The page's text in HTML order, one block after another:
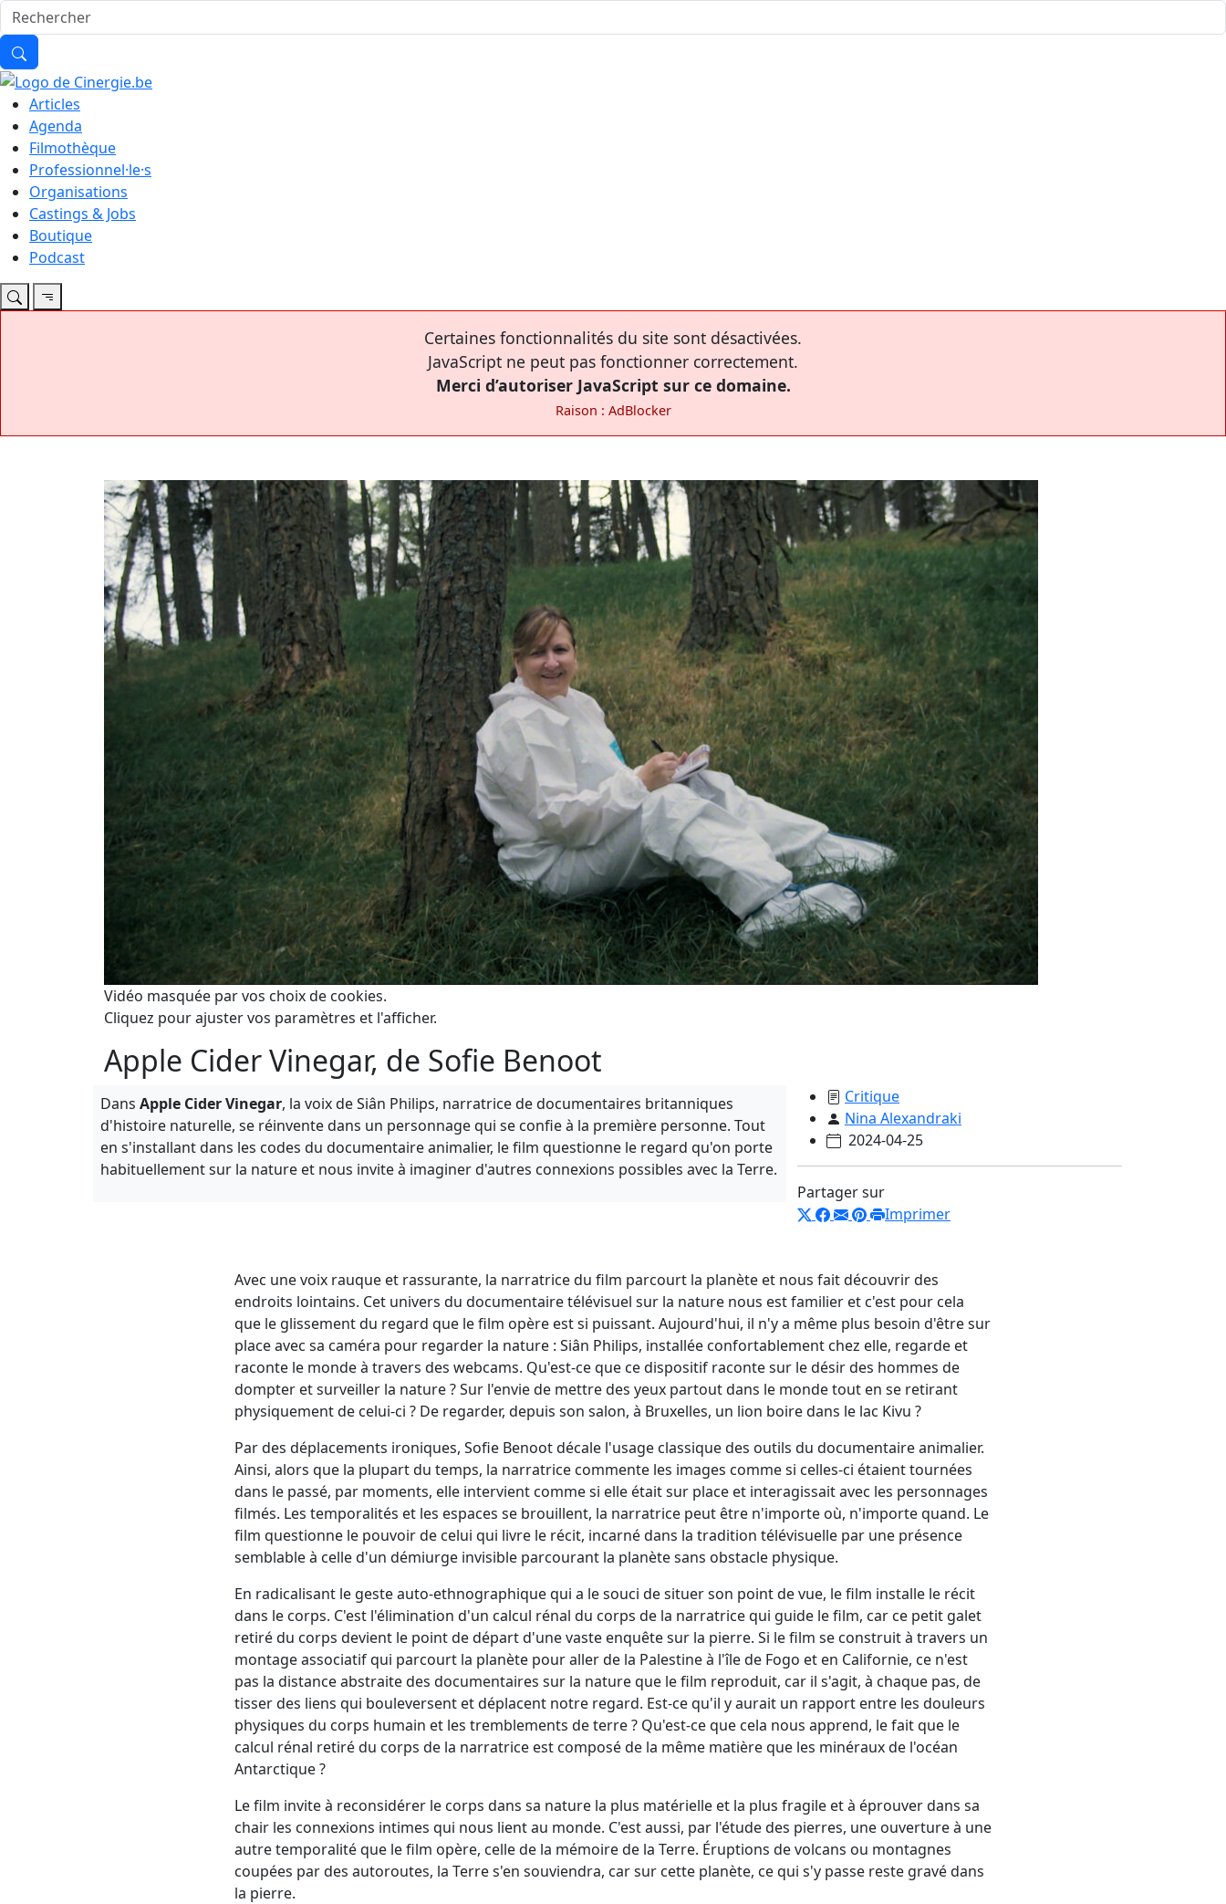
Articles
Agenda
Filmothèque
Professionnel·le·s
Organisations
Castings & Jobs
Boutique
Podcast
Certaines fonctionnalités du site sont désactivées.
JavaScript ne peut pas fonctionner correctement.
Merci d’autoriser JavaScript sur ce domaine.
Raison : AdBlocker
Vidéo masquée par vos choix de cookies.
Cliquez pour ajuster vos paramètres et l'afficher.
Apple Cider Vinegar, de Sofie Benoot
Dans Apple Cider Vinegar, la voix de Siân Philips, narratrice de documentaires britanniques
d'histoire naturelle, se réinvente dans un personnage qui se confie à la première personne. Tout
en s'installant dans les codes du documentaire animalier, le film questionne le regard qu'on porte
habituellement sur la nature et nous invite à imaginer d'autres connexions possibles avec la Terre.
Critique
Nina Alexandraki
2024-04-25
Partager sur
Imprimer
Avec une voix rauque et rassurante, la narratrice du film parcourt la planète et nous fait découvrir des
endroits lointains. Cet univers du documentaire télévisuel sur la nature nous est familier et c'est pour cela
que le glissement du regard que le film opère est si puissant. Aujourd'hui, il n'y a même plus besoin d'être sur
place avec sa caméra pour regarder la nature : Siân Philips, installée confortablement chez elle, regarde et
raconte le monde à travers des webcams. Qu'est-ce que ce dispositif raconte sur le désir des hommes de
dompter et surveiller la nature ? Sur l'envie de mettre des yeux partout dans le monde tout en se retirant
physiquement de celui-ci ? De regarder, depuis son salon, à Bruxelles, un lion boire dans le lac Kivu ?
Par des déplacements ironiques, Sofie Benoot décale l'usage classique des outils du documentaire animalier.
Ainsi, alors que la plupart du temps, la narratrice commente les images comme si celles-ci étaient tournées
dans le passé, par moments, elle intervient comme si elle était sur place et interagissait avec les personnages
filmés. Les temporalités et les espaces se brouillent, la narratrice peut être n'importe où, n'importe quand. Le
film questionne le pouvoir de celui qui livre le récit, incarné dans la tradition télévisuelle par une présence
semblable à celle d'un démiurge invisible parcourant la planète sans obstacle physique.
En radicalisant le geste auto-ethnographique qui a le souci de situer son point de vue, le film installe le récit
dans le corps. C'est l'élimination d'un calcul rénal du corps de la narratrice qui guide le film, car ce petit galet
retiré du corps devient le point de départ d'une vaste enquête sur la pierre. Si le film se construit à travers un
montage associatif qui parcourt la planète pour aller de la Palestine à l'île de Fogo et en Californie, ce n'est
pas la distance abstraite des documentaires sur la nature que le film reproduit, car il s'agit, à chaque pas, de
tisser des liens qui bouleversent et déplacent notre regard. Est-ce qu'il y aurait un rapport entre les douleurs
physiques du corps humain et les tremblements de terre ? Qu'est-ce que cela nous apprend, le fait que le
calcul rénal retiré du corps de la narratrice est composé de la même matière que les minéraux de l'océan
Antarctique ?
Le film invite à reconsidérer le corps dans sa nature la plus matérielle et la plus fragile et à éprouver dans sa
chair les connexions intimes qui nous lient au monde. C'est aussi, par l'étude des pierres, une ouverture à une
autre temporalité que le film opère, celle de la mémoire de la Terre. Éruptions de volcans ou montagnes
coupées par des autoroutes, la Terre s'en souviendra, car sur cette planète, ce qui s'y passe reste gravé dans
la pierre.